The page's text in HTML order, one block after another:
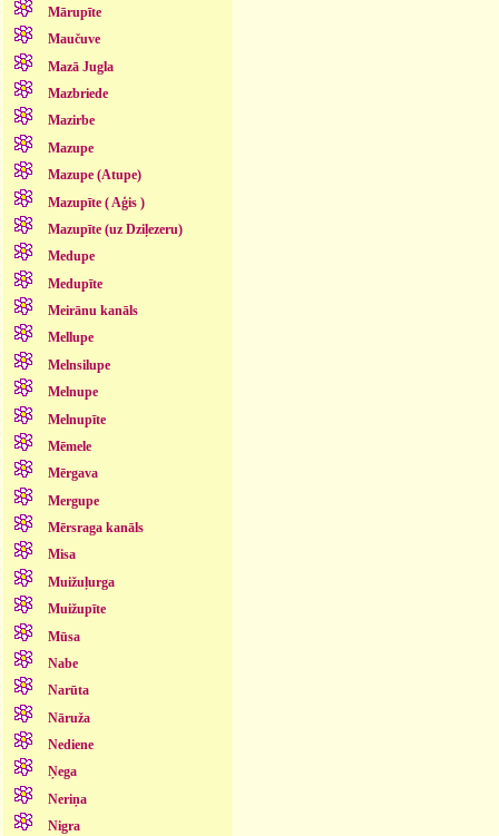
Mārupīte
Maučuve
Mazā Jugla
Mazbriede
Mazirbe
Mazupe
Mazupe (Atupe)
Mazupīte ( Aģis )
Mazupīte (uz Dziļezeru)
Medupe
Medupīte
Meirānu kanāls
Mellupe
Melnsilupe
Melnupe
Melnupīte
Mēmele
Mērgava
Mergupe
Mērsraga kanāls
Misa
Muižuļurga
Muižupīte
Mūsa
Nabe
Narūta
Nāruža
Nediene
Ņega
Neriņa
Nigra